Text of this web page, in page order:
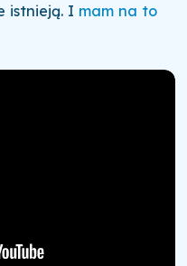
istnieją. I mam na to